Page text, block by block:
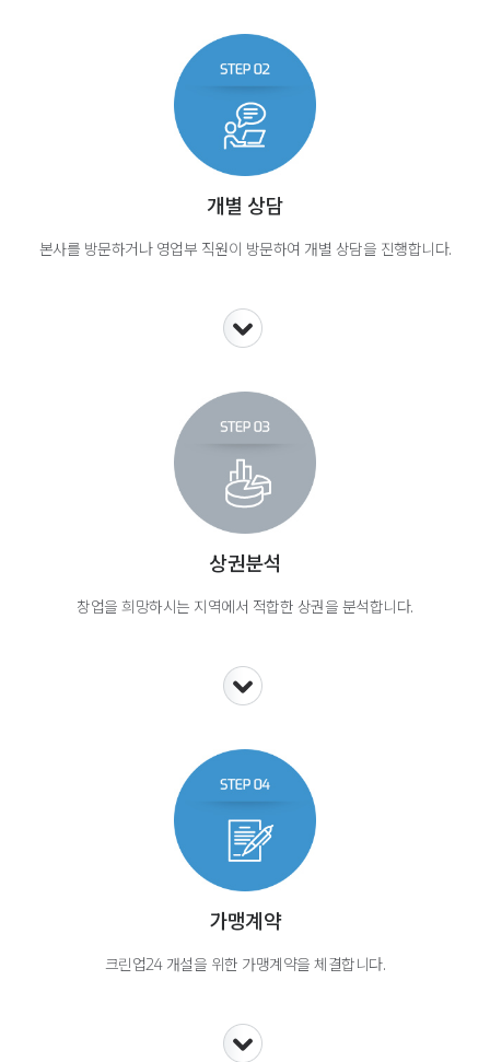
개별 상담
본사를 방문하거나 영업부 직원이 방문하여 개별 상담을 진행합니다.
상권분석
창업을 희망하시는 지역에서 적합한 상권을 분석합니다.
가맹계약
크린업24 개설을 위한 가맹계약을 체결합니다.